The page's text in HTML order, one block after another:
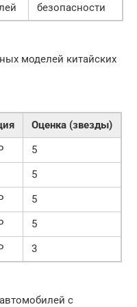
безопасности
моделей китайских
Оценка (звезды)
5
5
5
5
3
с